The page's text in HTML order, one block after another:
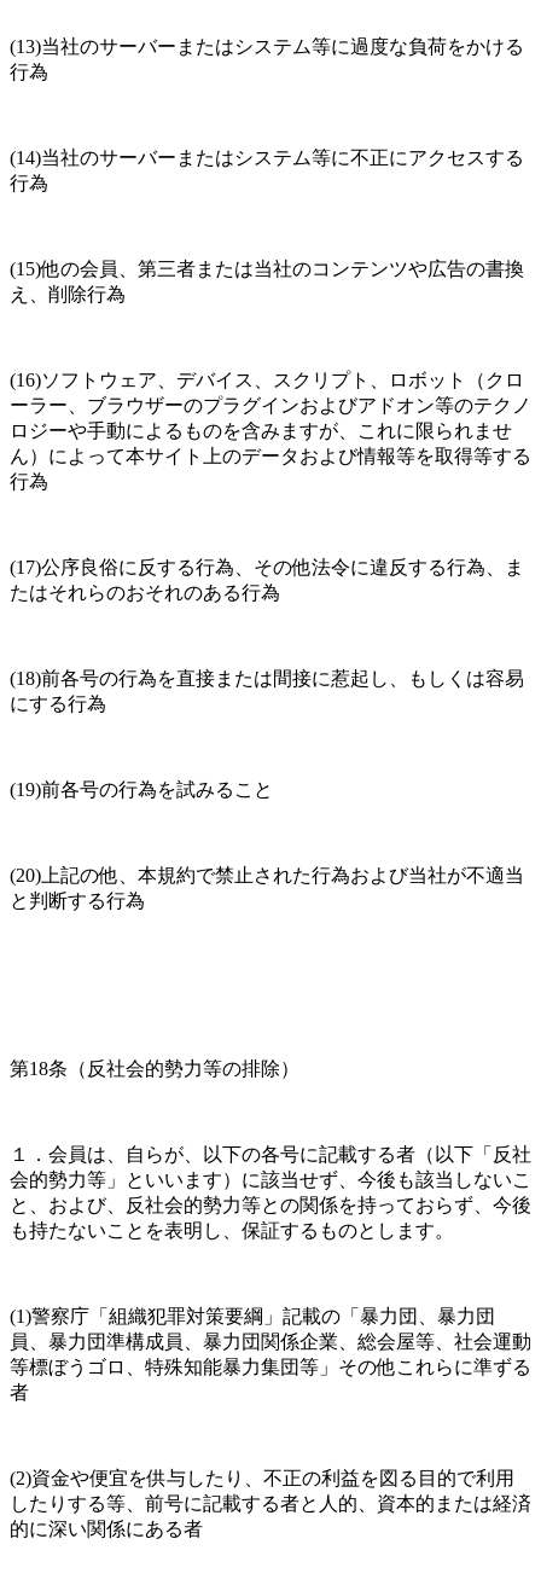
(13)当社のサーバーまたはシステム等に過度な負荷をかける
行為
(14)当社のサーバーまたはシステム等に不正にアクセスする
行為
(15)他の会員、第三者または当社のコンテンツや広告の書換
え、削除行為
(16)ソフトウェア、デバイス、スクリプト、ロボット（クロ
ーラー、ブラウザーのプラグインおよびアドオン等のテクノ
ロジーや手動によるものを含みますが、これに限られませ
ん）によって本サイト上のデータおよび情報等を取得等する
行為
(17)公序良俗に反する行為、その他法令に違反する行為、ま
たはそれらのおそれのある行為
(18)前各号の行為を直接または間接に惹起し、もしくは容易
にする行為
(19)前各号の行為を試みること
(20)上記の他、本規約で禁止された行為および当社が不適当
と判断する行為
第18条（反社会的勢力等の排除）
１．会員は、自らが、以下の各号に記載する者（以下「反社
会的勢力等」といいます）に該当せず、今後も該当しないこ
と、および、反社会的勢力等との関係を持っておらず、今後
も持たないことを表明し、保証するものとします。
(1)警察庁「組織犯罪対策要綱」記載の「暴力団、暴力団
員、暴力団準構成員、暴力団関係企業、総会屋等、社会運動
等標ぼうゴロ、特殊知能暴力集団等」その他これらに準ずる
者
(2)資金や便宜を供与したり、不正の利益を図る目的で利用
したりする等、前号に記載する者と人的、資本的または経済
的に深い関係にある者